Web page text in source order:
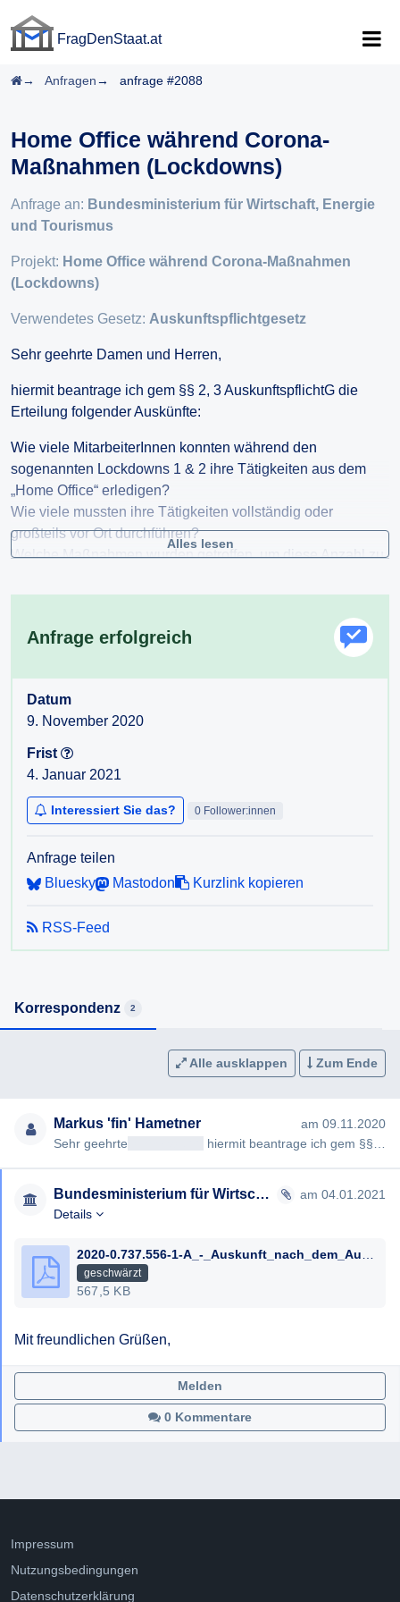
FragDenStaat.at
Startseite
Anfragen anfrage #2088
Home Office während Corona-
Maßnahmen (Lockdowns)
Anfrage an: Bundesministerium für Wirtschaft, Energie
und Tourismus
Projekt: Home Office während Corona-Maßnahmen
(Lockdowns)
Verwendetes Gesetz: Auskunftspflichtgesetz
Sehr geehrte Damen und Herren,
hiermit beantrage ich gem §§ 2, 3 AuskunftspflichtG die
Erteilung folgender Auskünfte:
Wie viele MitarbeiterInnen konnten während den
sogenannten Lockdowns 1 & 2 ihre Tätigkeiten aus dem
„Home Office“ erledigen?
Wie viele mussten ihre Tätigkeiten vollständig oder
großteils vor Ort durchführen?
Welche Maßnahmen wurden getroffen, um diese Anzahl zu
In welchen Organisationseinheiten war kein „Home Office“
Nichterteilung der Auskunft (zB Verweigerung) beantrage
ich die Ausstellung eines Bescheides gem § 4
AuskunftspflichtG.
Alles lesen
Anfrage erfolgreich
Datum
9. November 2020
Frist
4. Januar 2021
Interessiert Sie das? 0 Follower:innen
Anfrage teilen
Bluesky
Mastodon Kurzlink kopieren
RSS-Feed
Korrespondenz 2
Alle ausklappen Zum Ende
Markus 'fin' Hametner
am 09.11.2020
Sehr geehrte
hiermit beantrage ich gem §§ 2, 3 AuskunftspflichtG die Erteilung folgender Auskünfte: …
Bundesministerium für Wirtschaft, Energie und Tourismus
am 04.01.2021
Details
geschwärzt
567,5 KB
Mit freundlichen Grüßen,
0 Kommentare
Melden
Impressum
Nutzungsbedingungen
Datenschutzerklärung